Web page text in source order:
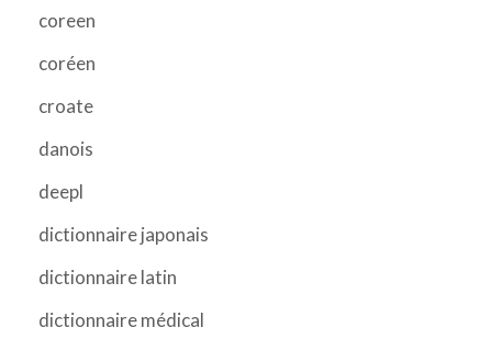
coreen
coréen
croate
danois
deepl
dictionnaire japonais
dictionnaire latin
dictionnaire médical